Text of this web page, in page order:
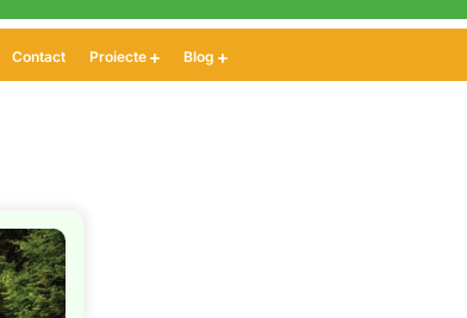
Contact Proiecte Blog